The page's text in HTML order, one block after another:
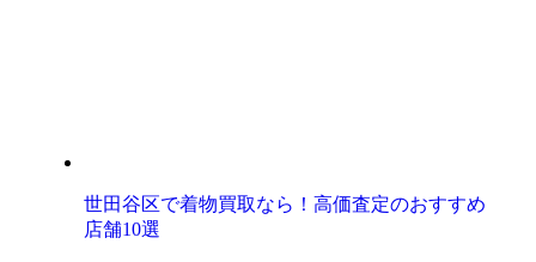
世田谷区で着物買取なら！高価査定のおすすめ
店舗10選